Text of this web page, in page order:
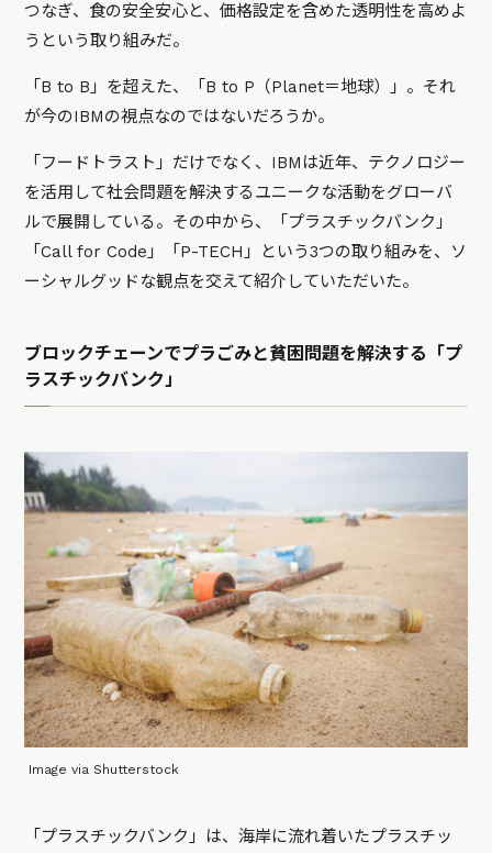
つなぎ、食の安全安心と、価格設定を含めた透明性を高めよ
うという取り組みだ。
「B to B」を超えた、「B to P（Planet＝地球）」。それ
が今のIBMの視点なのではないだろうか。
「フードトラスト」だけでなく、IBMは近年、テクノロジー
を活用して社会問題を解決するユニークな活動をグローバ
ルで展開している。その中から、「プラスチックバンク」
「Call for Code」「P-TECH」という3つの取り組みを、ソ
ーシャルグッドな観点を交えて紹介していただいた。
ブロックチェーンでプラごみと貧困問題を解決する「プ
ラスチックバンク」
Image via Shutterstock
「プラスチックバンク」は、海岸に流れ着いたプラスチッ